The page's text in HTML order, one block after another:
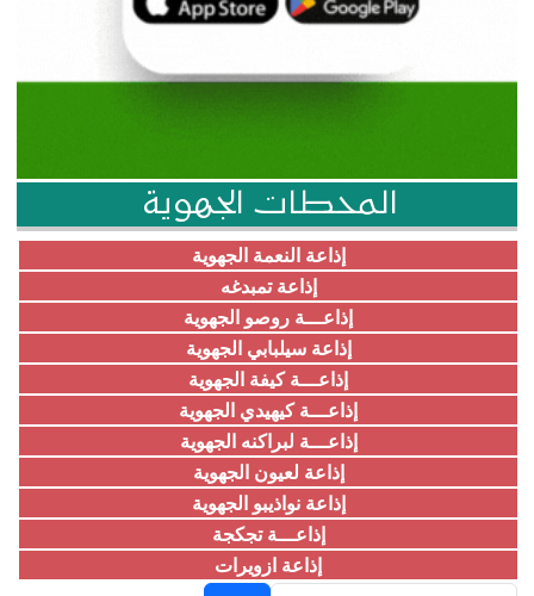
المحطات الجهوية
إذاعة النعمة الجهوية
إذاعة تمبدغه
إذاعـــة روصو الجهوية
إذاعة سيلبابي الجهوية
إذاعـــة كيفة الجهوية
إذاعـــة كيهيدي الجهوية
إذاعـــة لبراكنه الجهوية
إذاعة لعيون الجهوية
إذاعة نواذيبو الجهوية
إذاعـــة تجكجة
إذاعة ازويرات